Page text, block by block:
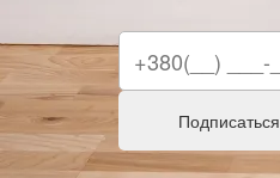
Подписаться